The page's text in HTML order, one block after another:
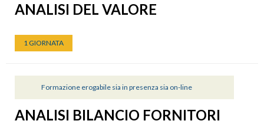
ANALISI DEL VALORE
1 GIORNATA
Formazione erogabile sia in presenza sia on-line
ANALISI BILANCIO FORNITORI